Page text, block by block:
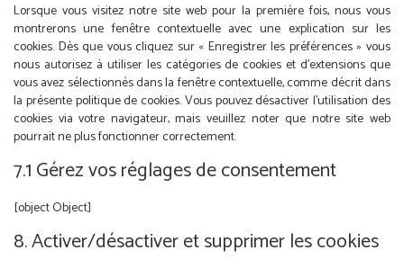
Lorsque vous visitez notre site web pour la première fois, nous vous
montrerons une fenêtre contextuelle avec une explication sur les
cookies. Dès que vous cliquez sur « Enregistrer les préférences » vous
nous autorisez à utiliser les catégories de cookies et d’extensions que
vous avez sélectionnés dans la fenêtre contextuelle, comme décrit dans
la présente politique de cookies. Vous pouvez désactiver l’utilisation des
cookies via votre navigateur, mais veuillez noter que notre site web
pourrait ne plus fonctionner correctement.
7.1 Gérez vos réglages de consentement
[object Object]
8. Activer/désactiver et supprimer les cookies